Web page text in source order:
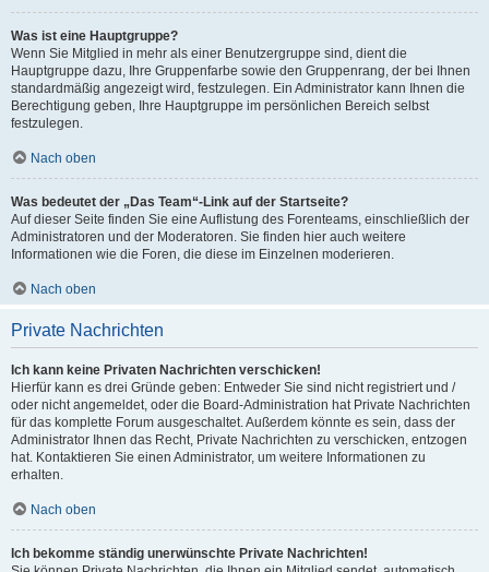
Was ist eine Hauptgruppe?
Wenn Sie Mitglied in mehr als einer Benutzergruppe sind, dient die
Hauptgruppe dazu, Ihre Gruppenfarbe sowie den Gruppenrang, der bei Ihnen
standardmäßig angezeigt wird, festzulegen. Ein Administrator kann Ihnen die
Berechtigung geben, Ihre Hauptgruppe im persönlichen Bereich selbst
festzulegen.
Nach oben
Was bedeutet der „Das Team“-Link auf der Startseite?
Auf dieser Seite finden Sie eine Auflistung des Forenteams, einschließlich der
Administratoren und der Moderatoren. Sie finden hier auch weitere
Informationen wie die Foren, die diese im Einzelnen moderieren.
Nach oben
Private Nachrichten
Ich kann keine Privaten Nachrichten verschicken!
Hierfür kann es drei Gründe geben: Entweder Sie sind nicht registriert und /
oder nicht angemeldet, oder die Board-Administration hat Private Nachrichten
für das komplette Forum ausgeschaltet. Außerdem könnte es sein, dass der
Administrator Ihnen das Recht, Private Nachrichten zu verschicken, entzogen
hat. Kontaktieren Sie einen Administrator, um weitere Informationen zu
erhalten.
Nach oben
Ich bekomme ständig unerwünschte Private Nachrichten!